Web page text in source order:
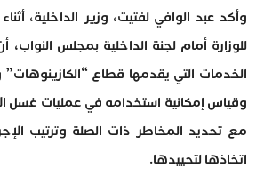
وأكد عبد الوافي لفتيت، وزير الداخلية،
للوزارة أمام لجنة الداخلية بمجلس النواب،
الخدمات التي يقدمها قطاع
وقياس إمكانية استخدامه في عمليات غسل
مع تحديد المخاطر ذات الصلة وترتيب
اتخاذها لتحييدها.